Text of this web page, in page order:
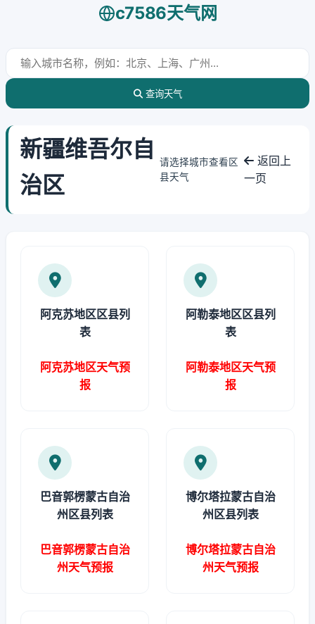
c7586天气网
查询天气
新疆维吾尔自
治区
请选择城市查看区
县天气
返回上
一页
阿克苏地区区县列
表
阿克苏地区天气预
报
阿勒泰地区区县列
表
阿勒泰地区天气预
报
巴音郭楞蒙古自治
州区县列表
巴音郭楞蒙古自治
州天气预报
博尔塔拉蒙古自治
州区县列表
博尔塔拉蒙古自治
州天气预报